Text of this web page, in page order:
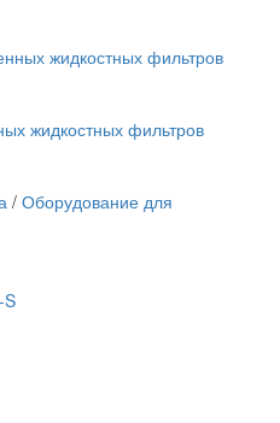
жидкостных фильтров
/ Оборудование для